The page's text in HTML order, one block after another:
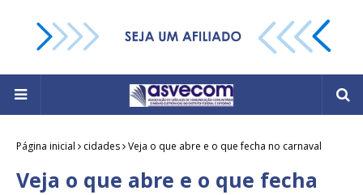
Página inicial cidades Veja o que abre e o que fecha no carnaval
Veja o que abre e o que fecha